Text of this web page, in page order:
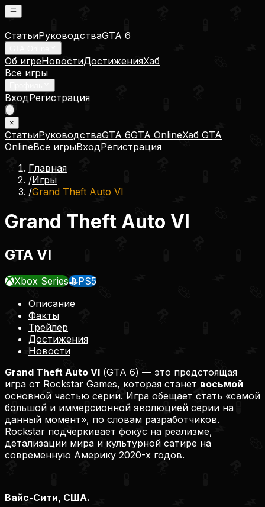
СтатьиРуководстваGTA 6
Об игреНовостиДостиженияХаб
Все игры
ВходРегистрация
×
СтатьиРуководстваGTA 6GTA OnlineХаб GTA
OnlineВсе игрыВходРегистрация
Главная
/Игры
/Grand Theft Auto VI
Grand Theft Auto VI
GTA VI
Xbox Series
PS5
Описание
Факты
Трейлер
Достижения
Новости
Grand Theft Auto VI (GTA 6) — это предстоящая
игра от Rockstar Games, которая станет восьмой
основной частью серии. Игра обещает стать «самой
большой и иммерсионной эволюцией серии на
данный момент», по словам разработчиков.
Rockstar подчеркивает фокус на реализме,
детализации мира и культурной сатире на
современную Америку 2020-х годов.
Вайс-Сити, США.